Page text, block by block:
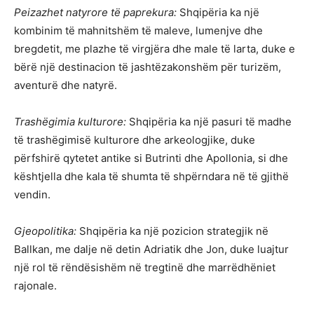
Peizazhet natyrore të paprekura: Shqipëria ka një
kombinim të mahnitshëm të maleve, lumenjve dhe
bregdetit, me plazhe të virgjëra dhe male të larta, duke e
bërë një destinacion të jashtëzakonshëm për turizëm,
aventurë dhe natyrë.
Trashëgimia kulturore: Shqipëria ka një pasuri të madhe
të trashëgimisë kulturore dhe arkeologjike, duke
përfshirë qytetet antike si Butrinti dhe Apollonia, si dhe
kështjella dhe kala të shumta të shpërndara në të gjithë
vendin.
Gjeopolitika: Shqipëria ka një pozicion strategjik në
Ballkan, me dalje në detin Adriatik dhe Jon, duke luajtur
një rol të rëndësishëm në tregtinë dhe marrëdhëniet
rajonale.